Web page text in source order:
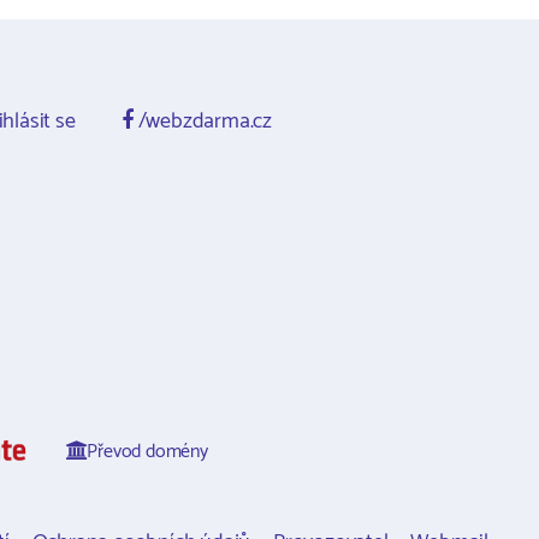
se /webzdarma.cz
Převod domény